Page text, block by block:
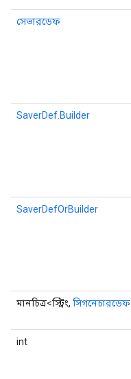
সেভারডেফ
SaverDef.Builder
SaverDefOrBuilder
মানচিত্র<স্ট্রিং, সিগনেচারডেফ
int